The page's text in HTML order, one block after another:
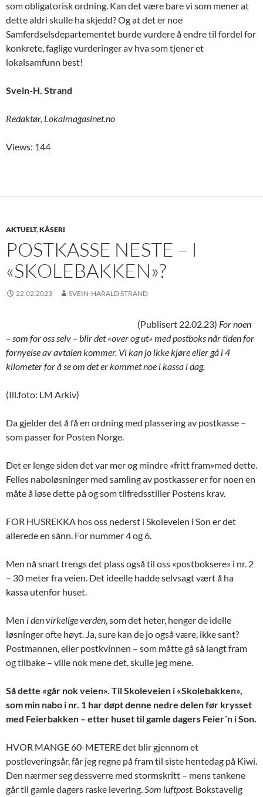
som obligatorisk ordning. Kan det være bare vi som mener at
dette aldri skulle ha skjedd? Og at det er noe
Samferdselsdepartementet burde vurdere å endre til fordel for
konkrete, faglige vurderinger av hva som tjener et
lokalsamfunn best!
Svein-H. Strand
Redaktør, Lokalmagasinet.no
Views: 144
AKTUELT,KÅSERI
POSTKASSE NESTE – I
«SKOLEBAKKEN»?
22.02.2023 SVEIN-HARALD STRAND
(Publisert 22.02.23) For noen
– som for oss selv – blir det «over og ut» med postboks når tiden for
fornyelse av avtalen kommer. Vi kan jo ikke kjøre eller gå i 4
kilometer for å se om det er kommet noe i kassa i dag.
(Ill.foto: LM Arkiv)
Da gjelder det å få en ordning med plassering av postkasse –
som passer for Posten Norge.
Det er lenge siden det var mer og mindre «fritt fram»med dette.
Felles naboløsninger med samling av postkasser er for noen en
måte å løse dette på og som tilfredsstiller Postens krav.
FOR HUSREKKA hos oss nederst i Skoleveien i Son er det
allerede en sånn. For nummer 4 og 6.
Men nå snart trengs det plass også til oss «postboksere» i nr. 2
– 30 meter fra veien. Det ideelle hadde selvsagt vært å ha
kassa utenfor huset.
Men i den virkelige verden, som det heter, henger de idelle
løsninger ofte høyt. Ja, sure kan de jo også være, ikke sant?
Postmannen, eller postkvinnen – som måtte gå så langt fram
og tilbake – ville nok mene det, skulle jeg mene.
Så dette «går nok veien». Til Skoleveien i «Skolebakken»,
som min nabo i nr. 1 har døpt denne nedre delen før krysset
med Feierbakken – etter huset til gamle dagers Feier´n i Son.
HVOR MANGE 60-METERE det blir gjennom et
postleveringsår, får jeg regne på fram til siste hentedag på Kiwi.
Den nærmer seg dessverre med stormskritt – mens tankene
går til gamle dagers raske levering.Som luftpost. Bokstavelig